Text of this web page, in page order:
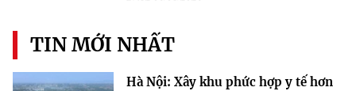
TIN MỚI NHẤT
Hà Nội: Xây khu phức hợp y tế hơn